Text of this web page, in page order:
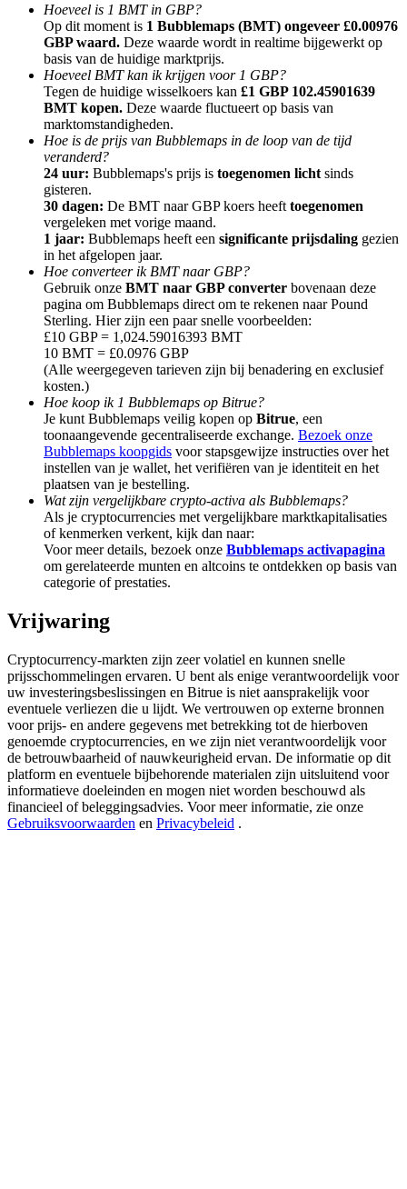
Doorverwijzing
Nodig een vriend uit om contante beloningen te ontvangen
BTC Welcome Rewards
BTC Welcome Rewards
Deposit & Trade BTC to Share 25000 USDT prize pool!
Deposit CASHCAT & Win
Share 500000 CASHCAT prize pool
Exclusive for BitMart Users
Register & Trade to Win 500,000 USDT
Precious Metals Trading Carnival
Trade Gold & Silver · 33,333 USDT Bonus
USDT New User Exclusive 10% APR
USDT Flexible Staking | Daily Rewards
Hoeveel is 1 BMT in GBP?
Op dit moment is 1 Bubblemaps (BMT) ongeveer £0.00976
GBP waard. Deze waarde wordt in realtime bijgewerkt op
basis van de huidige marktprijs.
Hoeveel BMT kan ik krijgen voor 1 GBP?
Tegen de huidige wisselkoers kan £1 GBP 102.45901639
BMT kopen. Deze waarde fluctueert op basis van
marktomstandigheden.
Hoe is de prijs van Bubblemaps in de loop van de tijd
veranderd?
24 uur: Bubblemaps's prijs is toegenomen licht sinds
gisteren.
30 dagen: De BMT naar GBP koers heeft toegenomen
vergeleken met vorige maand.
1 jaar: Bubblemaps heeft een significante prijsdaling gezien
in het afgelopen jaar.
Hoe converteer ik BMT naar GBP?
Gebruik onze BMT naar GBP converter bovenaan deze
pagina om Bubblemaps direct om te rekenen naar Pound
Sterling. Hier zijn een paar snelle voorbeelden:
£10 GBP = 1,024.59016393 BMT
10 BMT = £0.0976 GBP
(Alle weergegeven tarieven zijn bij benadering en exclusief
kosten.)
Hoe koop ik 1 Bubblemaps op Bitrue?
Je kunt Bubblemaps veilig kopen op Bitrue, een
toonaangevende gecentraliseerde exchange. Bezoek onze
Bubblemaps koopgids voor stapsgewijze instructies over het
instellen van je wallet, het verifiëren van je identiteit en het
plaatsen van je bestelling.
Wat zijn vergelijkbare crypto-activa als Bubblemaps?
Als je cryptocurrencies met vergelijkbare marktkapitalisaties
of kenmerken verkent, kijk dan naar:
Voor meer details, bezoek onze Bubblemaps activapagina
om gerelateerde munten en altcoins te ontdekken op basis van
categorie of prestaties.
Vrijwaring
Cryptocurrency-markten zijn zeer volatiel en kunnen snelle
prijsschommelingen ervaren. U bent als enige verantwoordelijk voor
uw investeringsbeslissingen en Bitrue is niet aansprakelijk voor
eventuele verliezen die u lijdt. We vertrouwen op externe bronnen
voor prijs- en andere gegevens met betrekking tot de hierboven
genoemde cryptocurrencies, en we zijn niet verantwoordelijk voor
de betrouwbaarheid of nauwkeurigheid ervan. De informatie op dit
platform en eventuele bijbehorende materialen zijn uitsluitend voor
informatieve doeleinden en mogen niet worden beschouwd als
financieel of beleggingsadvies. Voor meer informatie, zie onze
Gebruiksvoorwaarden en Privacybeleid .